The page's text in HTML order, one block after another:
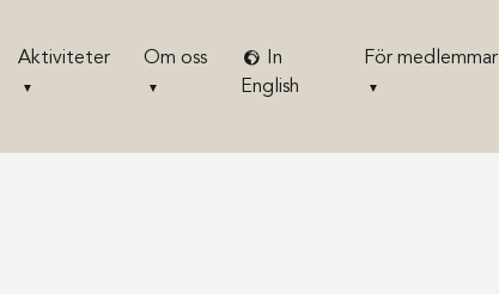
Aktiviteter Om oss
In
English
För medlemmar